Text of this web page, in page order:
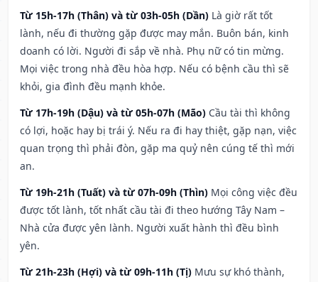
Từ 15h-17h (Thân) và từ 03h-05h (Dần) Là giờ rất tốt
lành, nếu đi thường gặp được may mắn. Buôn bán, kinh
doanh có lời. Người đi sắp về nhà. Phụ nữ có tin mừng.
Mọi việc trong nhà đều hòa hợp. Nếu có bệnh cầu thì sẽ
khỏi, gia đình đều mạnh khỏe.
Từ 17h-19h (Dậu) và từ 05h-07h (Mão) Cầu tài thì không
có lợi, hoặc hay bị trái ý. Nếu ra đi hay thiệt, gặp nạn, việc
quan trọng thì phải đòn, gặp ma quỷ nên cúng tế thì mới
an.
Từ 19h-21h (Tuất) và từ 07h-09h (Thìn) Mọi công việc đều
được tốt lành, tốt nhất cầu tài đi theo hướng Tây Nam –
Nhà cửa được yên lành. Người xuất hành thì đều bình
yên.
Từ 21h-23h (Hợi) và từ 09h-11h (Tị) Mưu sự khó thành,